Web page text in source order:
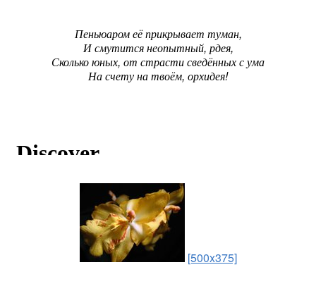
Пеньюаром её прикрывает туман,
И смутится неопытный, рдея,
Сколько юных, от страсти сведённых с ума
На счету на твоём, орхидея!
[500x375]